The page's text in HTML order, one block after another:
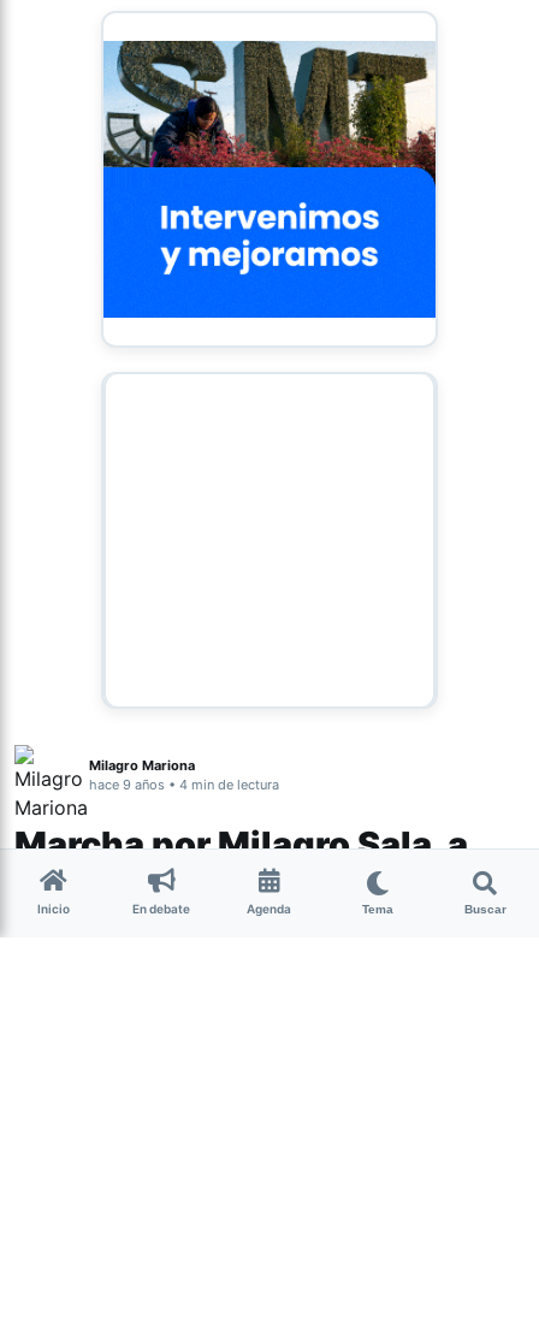
Milagro Mariona
hace 9 años • 4 min de lectura
Marcha por Milagro Sala, a
dos años de su arresto
Inicio En debate Agenda Tema Buscar